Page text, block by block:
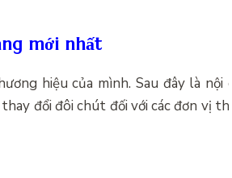
mới nhất
hiệu của mình. Sau đây là nội
đổi đôi chút đối với các đơn vị